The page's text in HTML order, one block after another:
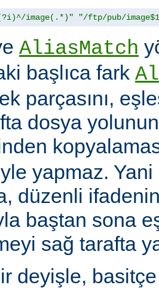
image(.*)" "/ftp/pub/
AliasMatch
başlıca fark
parçasını,
dosya
yapmaz.
düzenli
baştan sona
sağ tarafta
deyişle,